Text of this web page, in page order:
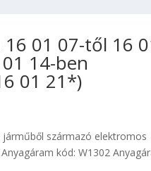
01 07-től 16
14-ben
01 21*)
származó elektromos
kód: W1302